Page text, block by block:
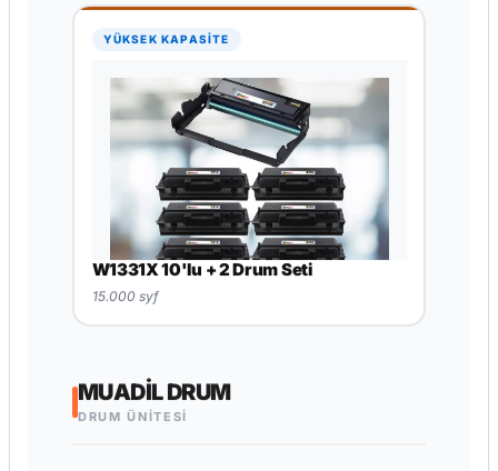
YÜKSEK KAPASİTE
W1331X 10'lu + 2 Drum Seti
15.000 syf
MUADIL DRUM
DRUM ÜNİTESİ